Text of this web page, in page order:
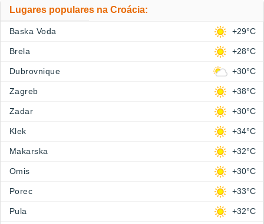
Lugares populares na Croácia:
Baska Voda +29°C
Brela +28°C
Dubrovnique +30°C
Zagreb +38°C
Zadar +30°C
Klek +34°C
Makarska +32°C
Omis +30°C
Porec +33°C
Pula +32°C